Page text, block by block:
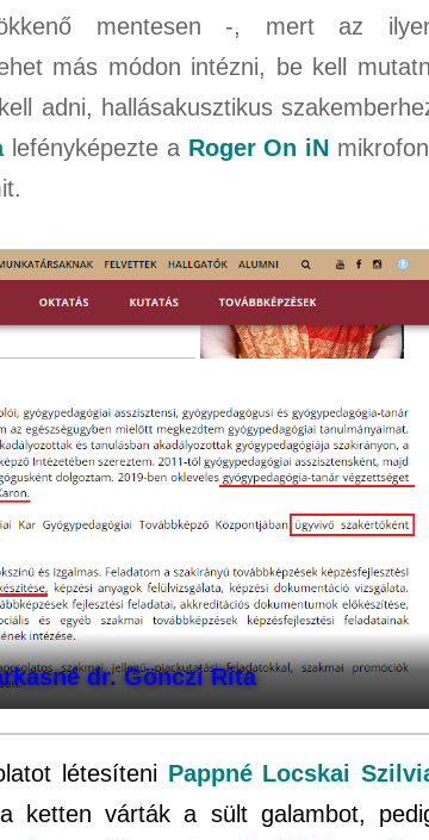
mentesen -, mert az
más módon intézni, be kell
adni, hallásakusztikus
lefényképezte a Roger On iN
dr. Gönczi Rita
létesíteni Pappné Locskai
ketten várták a sült galambot,